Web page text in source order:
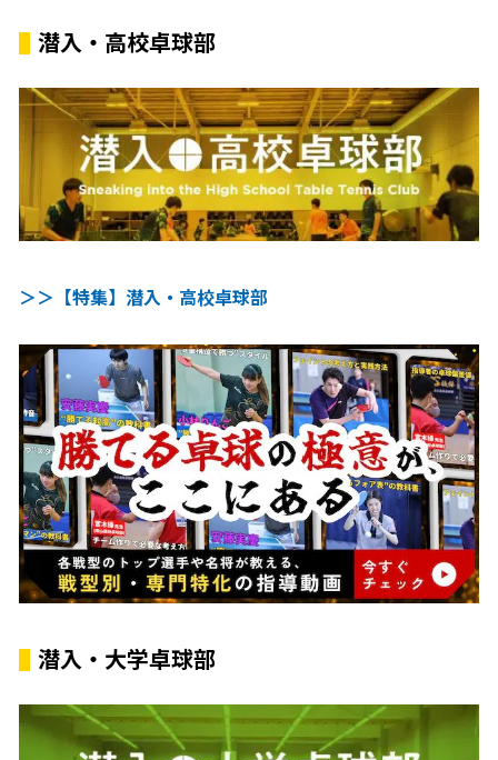
潜入・高校卓球部
＞＞【特集】潜入・高校卓球部
潜入・大学卓球部